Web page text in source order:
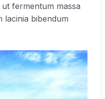
fermentum massa
lacinia bibendum